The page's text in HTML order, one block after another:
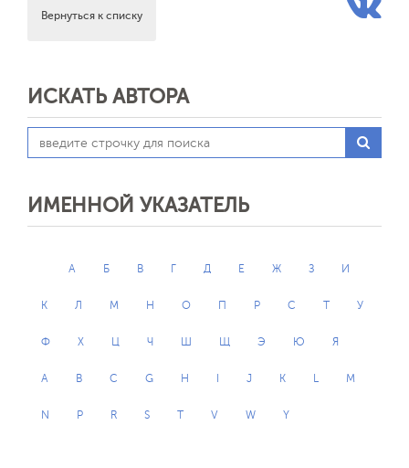
Вернуться к списку
ИСКАТЬ АВТОРА
ИМЕННОЙ УКАЗАТЕЛЬ
А Б В Г Д Е Ж З И
К Л М Н О П Р С Т У
Ф Х Ц Ч Ш Щ Э Ю Я
A B C G H J K L M
N P R S T V W Y